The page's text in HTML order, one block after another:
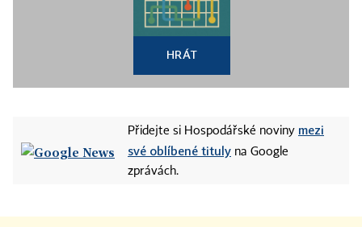
HRÁT
Přidejte si Hospodářské noviny mezi
své oblíbené tituly na Google
zprávách.